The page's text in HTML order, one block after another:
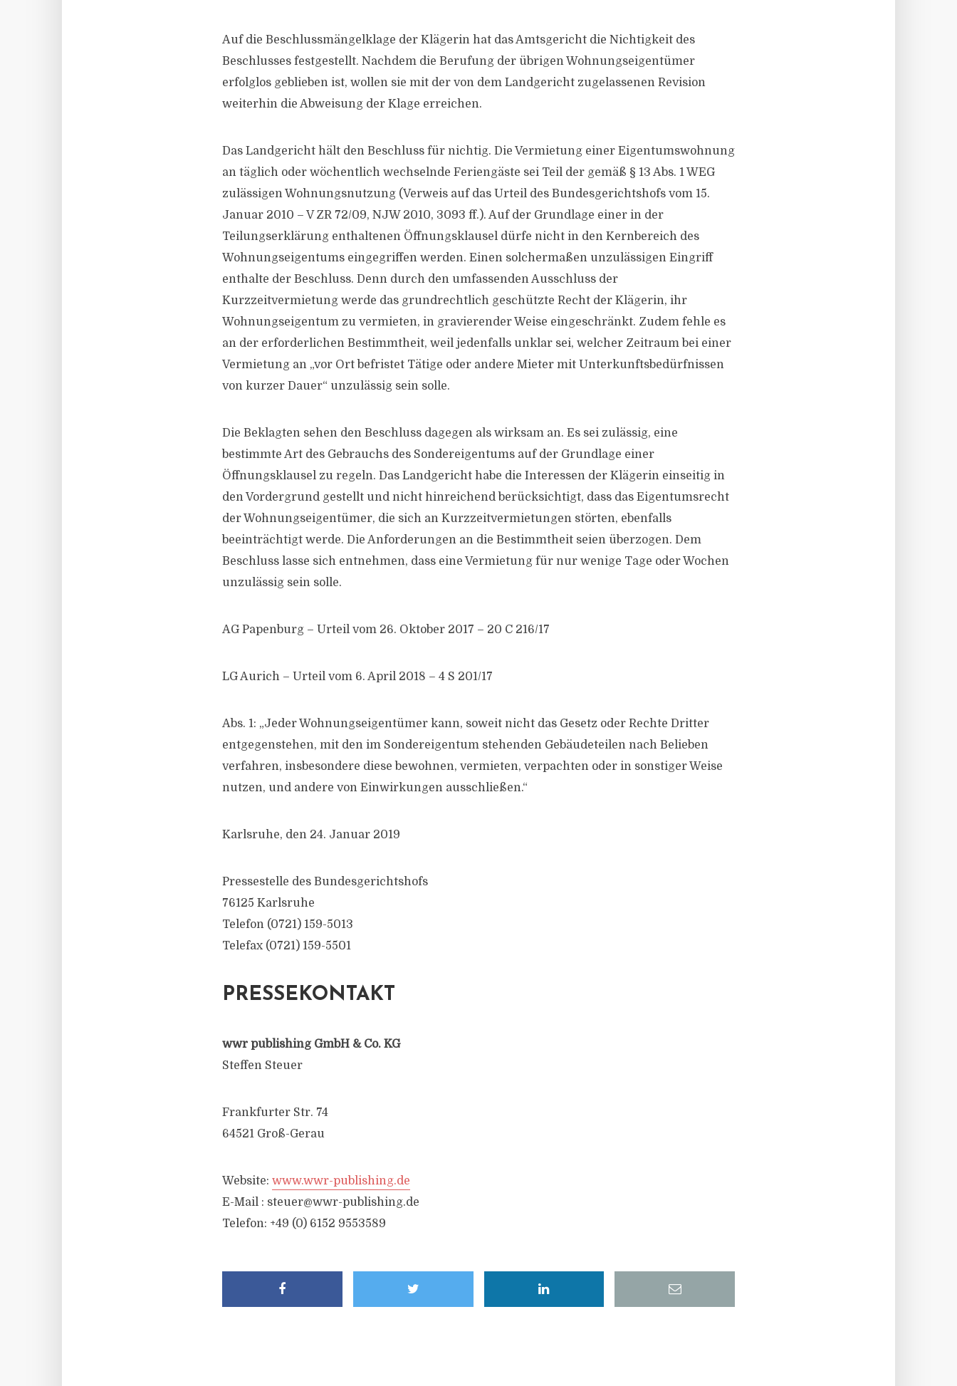
Auf die Beschlussmängelklage der Klägerin hat das Amtsgericht die Nichtigkeit des
Beschlusses festgestellt. Nachdem die Berufung der übrigen Wohnungseigentümer
erfolglos geblieben ist, wollen sie mit der von dem Landgericht zugelassenen Revision
weiterhin die Abweisung der Klage erreichen.
Das Landgericht hält den Beschluss für nichtig. Die Vermietung einer Eigentumswohnung
an täglich oder wöchentlich wechselnde Feriengäste sei Teil der gemäß § 13 Abs. 1 WEG
zulässigen Wohnungsnutzung (Verweis auf das Urteil des Bundesgerichtshofs vom 15.
Januar 2010 – V ZR 72/09, NJW 2010, 3093 ff.). Auf der Grundlage einer in der
Teilungserklärung enthaltenen Öffnungsklausel dürfe nicht in den Kernbereich des
Wohnungseigentums eingegriffen werden. Einen solchermaßen unzulässigen Eingriff
enthalte der Beschluss. Denn durch den umfassenden Ausschluss der
Kurzzeitvermietung werde das grundrechtlich geschützte Recht der Klägerin, ihr
Wohnungseigentum zu vermieten, in gravierender Weise eingeschränkt. Zudem fehle es
an der erforderlichen Bestimmtheit, weil jedenfalls unklar sei, welcher Zeitraum bei einer
Vermietung an „vor Ort befristet Tätige oder andere Mieter mit Unterkunftsbedürfnissen
von kurzer Dauer“ unzulässig sein solle.
Die Beklagten sehen den Beschluss dagegen als wirksam an. Es sei zulässig, eine
bestimmte Art des Gebrauchs des Sondereigentums auf der Grundlage einer
Öffnungsklausel zu regeln. Das Landgericht habe die Interessen der Klägerin einseitig in
den Vordergrund gestellt und nicht hinreichend berücksichtigt, dass das Eigentumsrecht
der Wohnungseigentümer, die sich an Kurzzeitvermietungen störten, ebenfalls
beeinträchtigt werde. Die Anforderungen an die Bestimmtheit seien überzogen. Dem
Beschluss lasse sich entnehmen, dass eine Vermietung für nur wenige Tage oder Wochen
unzulässig sein solle.
AG Papenburg – Urteil vom 26. Oktober 2017 – 20 C 216/17
LG Aurich – Urteil vom 6. April 2018 – 4 S 201/17
Abs. 1: „Jeder Wohnungseigentümer kann, soweit nicht das Gesetz oder Rechte Dritter
entgegenstehen, mit den im Sondereigentum stehenden Gebäudeteilen nach Belieben
verfahren, insbesondere diese bewohnen, vermieten, verpachten oder in sonstiger Weise
nutzen, und andere von Einwirkungen ausschließen.“
Karlsruhe, den 24. Januar 2019
Pressestelle des Bundesgerichtshofs
76125 Karlsruhe
Telefon (0721) 159-5013
Telefax (0721) 159-5501
PRESSEKONTAKT
wwr publishing GmbH & Co. KG
Steffen Steuer
Frankfurter Str. 74
64521 Groß-Gerau
Website: www.wwr-publishing.de
E-Mail : steuer@wwr-publishing.de
Telefon: +49 (0) 6152 9553589